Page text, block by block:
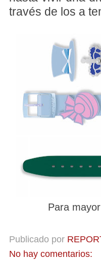
través de los a
Para
Publicado por
No hay comentarios: